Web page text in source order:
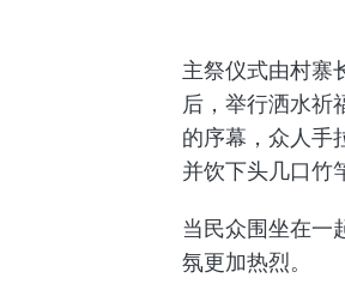
主祭仪式由村寨
后，举行洒水祈
的序幕，众人手
并饮下头几口竹
当民众围坐在一
氛更加热烈。